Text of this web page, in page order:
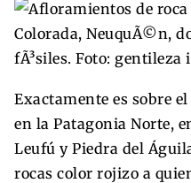
Exactamente es sobre
en la Patagonia Norte,
Leufú y Piedra del
rocas color rojizo a